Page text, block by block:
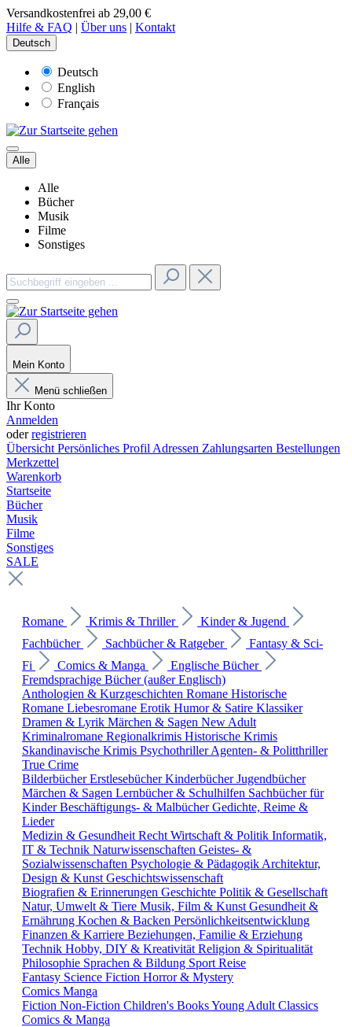
Versandkostenfrei ab 29,00 €
Hilfe & FAQ | Über uns | Kontakt
Deutsch
Deutsch
English
Français
Alle
Alle
Bücher
Musik
Filme
Sonstiges
Mein Konto
Menü schließen
Ihr Konto
Anmelden
oderregistrieren
Übersicht Persönliches Profil Adressen Zahlungsarten Bestellungen
Merkzettel
Warenkorb
Startseite
Bücher
Musik
Filme
Sonstiges
SALE
Romane Krimis & Thriller
Kinder & Jugend
Fachbücher
Sachbücher & Ratgeber
Fantasy & Sci-
Fi
Comics & Manga
Englische Bücher
Fremdsprachige Bücher (außer Englisch)
Anthologien & Kurzgeschichten Romane Historische
Romane Liebesromane Erotik Humor & Satire Klassiker
Dramen & Lyrik Märchen & Sagen New Adult
Kriminalromane Regionalkrimis Historische Krimis
Skandinavische Krimis PsychothrillerAgenten- & Politthriller
True Crime
BilderbücherErstlesebücherKinderbücherJugendbücher
Märchen & Sagen Lernbücher & Schulhilfen Sachbücher für
KinderBeschäftigungs- & MalbücherGedichte, Reime &
Lieder
Medizin & Gesundheit Recht Wirtschaft & Politik Informatik,
IT & Technik Naturwissenschaften Geistes- &
Sozialwissenschaften Psychologie & Pädagogik Architektur,
Design & Kunst Geschichtswissenschaft
Biografien & Erinnerungen Geschichte Politik & Gesellschaft
Natur, Umwelt & Tiere Musik, Film & Kunst Gesundheit &
Ernährung Kochen & Backen Persönlichkeitsentwicklung
Finanzen & Karriere Beziehungen, Familie & Erziehung
Technik Hobby, DIY & Kreativität Religion & Spiritualität
Philosophie Sprachen & Bildung Sport Reise
Fantasy Science Fiction Horror & Mystery
Comics Manga
Fiction Non-Fiction Children's BooksYoung Adult Classics
Comics & Manga